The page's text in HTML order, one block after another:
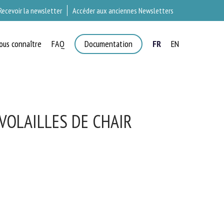
la newsletter Accéder aux anciennes Newsletters
connaître FAQ Documentation FR EN
DE CHAIR